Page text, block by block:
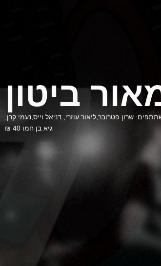
ביטון
שרון פטרובר,ליאור עוזרי, דניאל וייס,נעמי קרן,
גיא בן חמו 40 ₪